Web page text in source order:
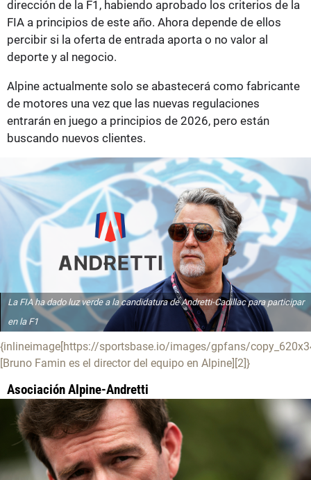
dirección de la F1, habiendo aprobado los criterios de la
FIA a principios de este año. Ahora depende de ellos
percibir si la oferta de entrada aporta o no valor al
deporte y al negocio.
Alpine actualmente solo se abastecerá como fabricante
de motores una vez que las nuevas regulaciones
entrarán en juego a principios de 2026, pero están
buscando nuevos clientes.
La FIA ha dado luz verde a la candidatura de Andretti-Cadillac para participar
en la F1
{inlineimage[https://sportsbase.io/images/gpfans/
[Bruno Famin es el director del equipo en Alpine][2]}
Asociación Alpine-Andretti